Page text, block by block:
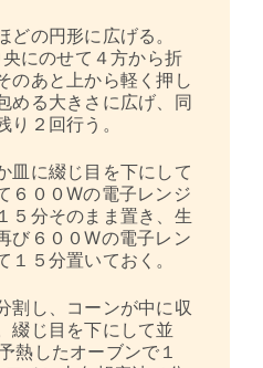
どの円形に広げる。
にのせて４方から折
のあと上から軽く押し
める大きさに広げ、同
り２回行う。
皿に綴じ目を下にして
６００Wの電子レンジ
５分そのまま置き、生
び６００Wの電子レン
１５分置いておく。
割し、コーンが中に収
綴じ目を下にして並
したオーブンで１